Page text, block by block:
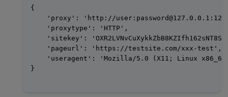
{
    'proxy': 'http://user:
password@127.0.0.1
    'proxytype': 'HTTP',
'sitekey':
    'pageurl': 'https://testsite.com/xxx-test',
'useragent': 'Mozilla/5.0 (X11; Linux
}